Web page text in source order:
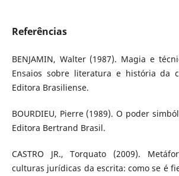
Referências
BENJAMIN, Walter (1987). Magia e
Ensaios sobre literatura e história da
Editora Brasiliense.
BOURDIEU, Pierre (1989). O poder
Editora Bertrand Brasil.
CASTRO JR., Torquato (2009).
culturas jurídicas da escrita: como se é